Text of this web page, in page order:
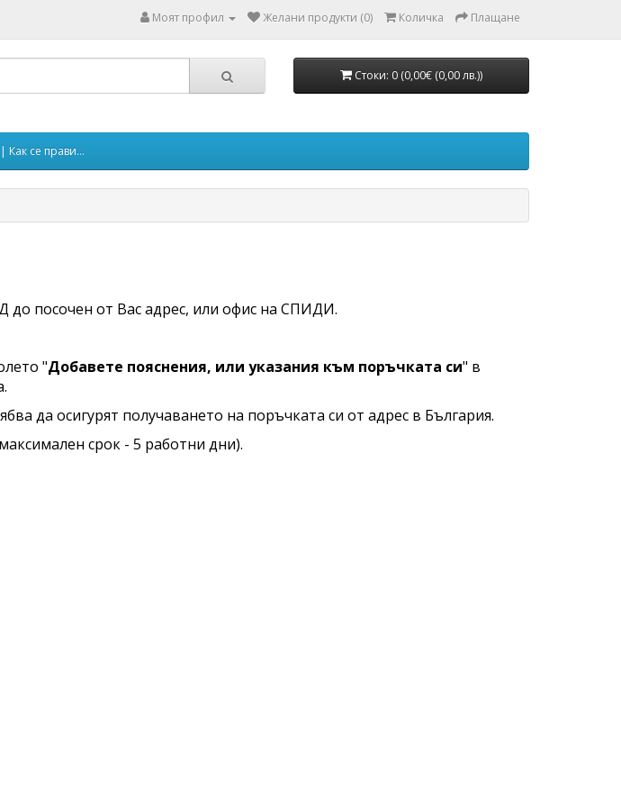
Моят профил Желани продукти (0) Количка Плащане
Стоки: 0 (0,00€ (0,00 лв.))
Как се прави…
посочен от Вас адрес, или офис на СПИДИ.
"Добавете пояснения, или указания към поръчката си" в
да осигурят получаването на поръчката си от адрес в България.
срок - 5 работни дни).